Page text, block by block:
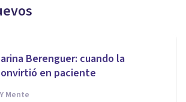
Berenguer: cuando la
en paciente
Mente